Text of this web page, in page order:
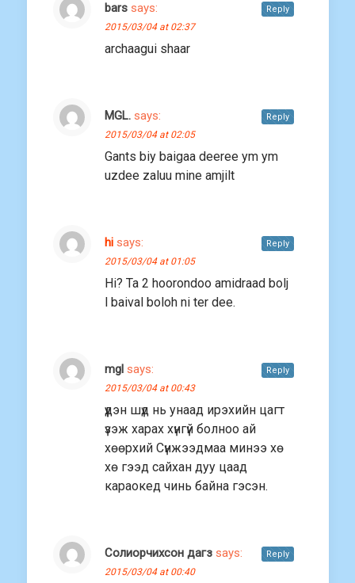
bars says:
2015/03/04 at 02:37
archaagui shaar
Reply
MGL. says:
2015/03/04 at 02:05
Gants biy baigaa deeree ym ym
uzdee zaluu mine amjilt
Reply
hi says:
2015/03/04 at 01:05
Hi? Ta 2 hoorondoo amidraad bolj
l baival boloh ni ter dee.
Reply
mgl says:
2015/03/04 at 00:43
үүдэн шүд нь унаад ирэxийн цагт
үзэж xараx xүнгүй болноо ай
xөөрxий Сүнжээдмаа минээ xө
xө гээд сайxан дуу цаад
караокед чинь байна гэсэн.
Reply
Солиорчихсон дагз says:
2015/03/04 at 00:40
Reply